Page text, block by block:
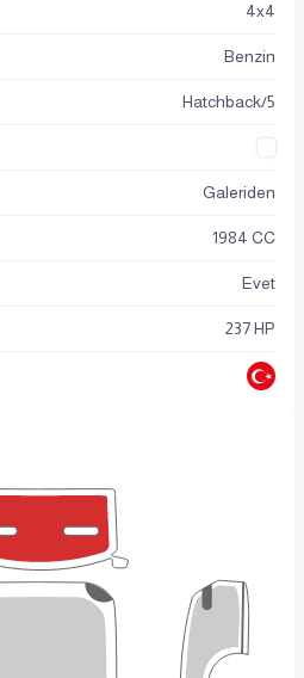
4x4
Benzin
Hatchback/5
Galeriden
1984 CC
Evet
237 HP